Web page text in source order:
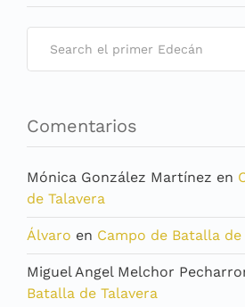
Comentarios
Mónica González Martínez en
de Talavera
Álvaro en Campo de Batalla de
Miguel Angel Melchor
Batalla de Talavera